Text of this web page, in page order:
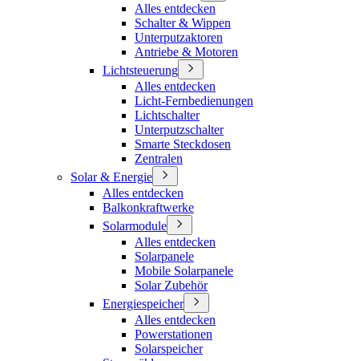
Alles entdecken
Schalter & Wippen
Unterputzaktoren
Antriebe & Motoren
Lichtsteuerung
Alles entdecken
Licht-Fernbedienungen
Lichtschalter
Unterputzschalter
Smarte Steckdosen
Zentralen
Solar & Energie
Alles entdecken
Balkonkraftwerke
Solarmodule
Alles entdecken
Solarpanele
Mobile Solarpanele
Solar Zubehör
Energiespeicher
Alles entdecken
Powerstationen
Solarspeicher